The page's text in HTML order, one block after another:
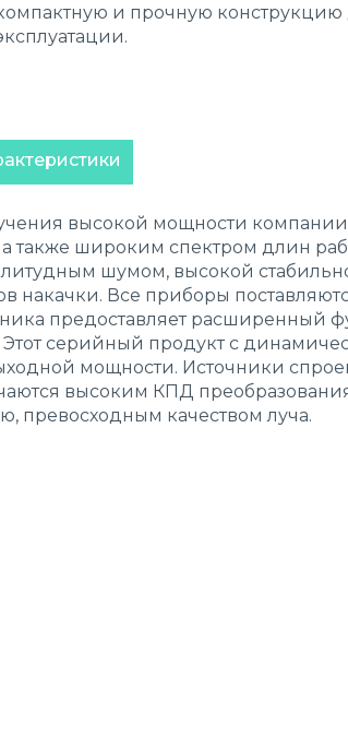
и прочную конструкцию
высокой мощности компании
также широким спектром длин
шумом, высокой
накачки. Все приборы
предоставляет расширенный
серийный продукт с
мощности. Источники
высоким КПД
превосходным качеством луча.